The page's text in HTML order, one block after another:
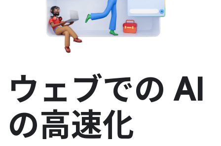
ウェブでの AI
の高速化